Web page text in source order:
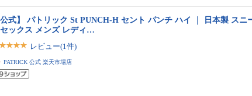
公式】 パトリック St PUNCH-H セント パンチ ハイ ｜ 日本製 スニ
ックス メンズ レディ…
レビュー(1件)
PATRICK 公式 楽天市場店